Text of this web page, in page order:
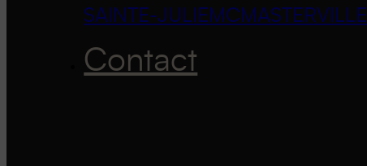
SAINTE-JULIE MCMASTERVILLE
Contact